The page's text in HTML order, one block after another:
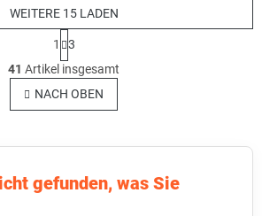
S
t
e
u
r
l
e
WEITERE 15 LADEN
P
a
g
i
n
i
g
1
3
41 Artikel insgesamt
NACH OBEN
gefunden, was Sie